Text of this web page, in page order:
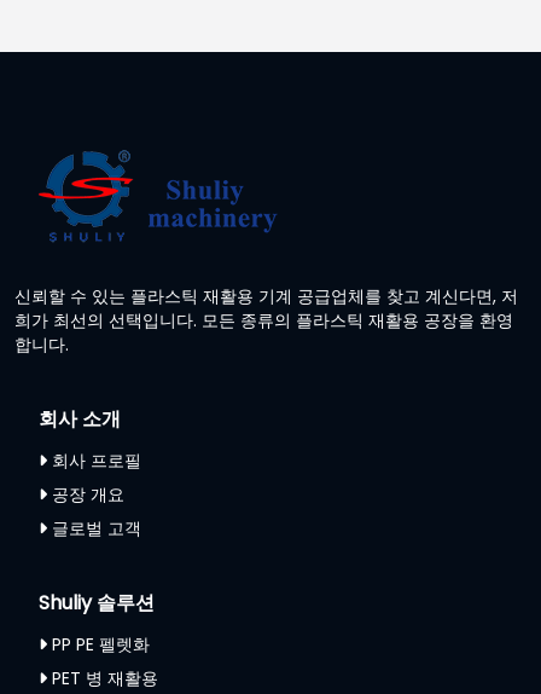
신뢰할 수 있는 플라스틱 재활용 기계 공급업체를 찾고 계신다면, 저
희가 최선의 선택입니다. 모든 종류의 플라스틱 재활용 공장을 환영
합니다.
회사 소개
회사 프로필
공장 개요
글로벌 고객
Shuliy 솔루션
PP PE 펠렛화
PET 병 재활용